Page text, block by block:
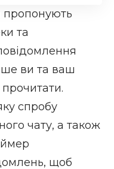
пропонують
та
ви та ваш
спробу
чату, а також
щоб